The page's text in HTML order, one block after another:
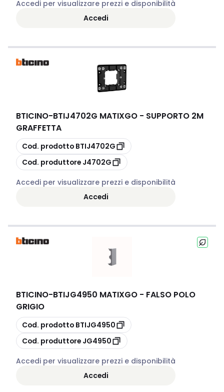
Accedi per visualizzare prezzi e disponibilità
Accedi
BTICINO-BTIJ4702G MATIXGO - SUPPORTO 2M
GRAFFETTA
copia
Cod. prodotto BTIJ4702G
copia
Cod. produttore J4702G
Accedi per visualizzare prezzi e disponibilità
Accedi
BTICINO-BTIJG4950 MATIXGO - FALSO POLO
GRIGIO
copia
Cod. prodotto BTIJG4950
copia
Cod. produttore JG4950
Accedi per visualizzare prezzi e disponibilità
Accedi